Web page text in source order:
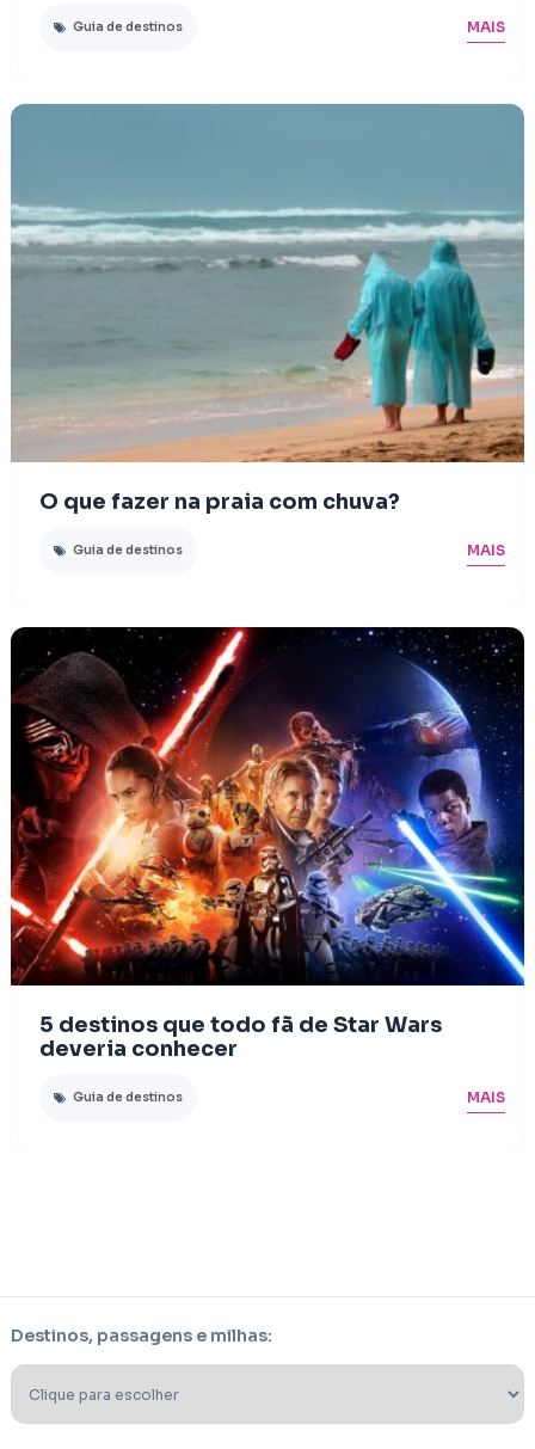
Guia de destinos MAIS
O que fazer na praia com chuva?
Guia de destinos MAIS
5 destinos que todo fã de Star Wars
deveria conhecer
Guia de destinos MAIS
Destinos, passagens e milhas: